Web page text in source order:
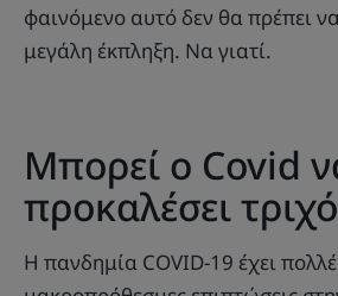
φαινόμενο αυτό δεν θα πρέπει
μεγάλη έκπληξη. Να γιατί.
Μπορεί ο Covid
προκαλέσει
Η πανδημία COVID-19 έχει